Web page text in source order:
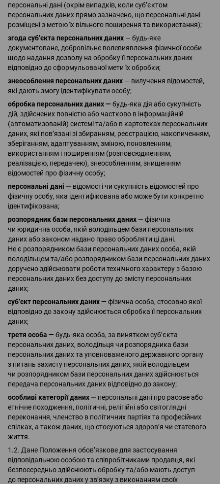
персональні дані (окрім випадків, коли суб’єктом
персональних даних прямо зазначено, що персональні дані
розміщені з метою їх вільного поширення та використання);
згода суб’єкта персональних даних — будь-яке
документоване, добровільне волевиявлення фізичної особи
щодо надання дозволу на обробку її персональних даних
відповідно до сформульованої мети їх обробки;
знеособлення персональних даних — вилучення відомостей,
які дають змогу ідентифікувати особу;
обробка персональних даних —будь-яка дія або сукупність
дій, здійснених повністю або частково в інформаційній
(автоматизованій) системі та/або в картотеках персональних
даних, які пов’язані зі збиранням, реєстрацією, накопиченням,
зберіганням, адаптуванням, зміною, поновленням,
використанням і поширенням (розповсюдженням,
реалізацією, передачею), знеособленням, знищенням
відомостей про фізичну особу;
персональні дані — відомості чи сукупність відомостей про
фізичну особу, яка ідентифікована або може бути конкретно
ідентифікована;
розпорядник бази персональних даних —фізична
чи юридична особа, якій володільцем бази персональних
даних або законом надано право обробляти ці дані.
Не є розпорядником бази персональних даних особа, якій
володільцем та/або розпорядником бази персональних даних
доручено здійснювати роботи технічного характеру з базою
персональних даних без доступу до змісту персональних
даних;
суб’єкт персональних даних —фізична особа, стосовно якої
відповідно до закону здійснюється обробка її персональних
даних;
третя особа —будь-яка особа, за винятком суб’єкта
персональних даних, володільця чи розпорядника бази
персональних даних та уповноваженого державного органу
з питань захисту персональних даних, якій володільцем
чи розпорядником бази персональних даних здійснюється
передача персональних даних відповідно до закону;
особливі категорії даних — персональні дані про расове або
етнічне походження, політичні, релігійні або світоглядні
переконання, членство в політичних партіях та професійних
спілках, а також даних, що стосуються здоров’я чи статевого
життя.
1.2. Дане Положення обов’язкове для застосування
відповідальною особою та співробітниками продавця, які
безпосередньо здійснюють обробку та/або мають доступ
до персональних даних у зв’язку з виконанням своїх